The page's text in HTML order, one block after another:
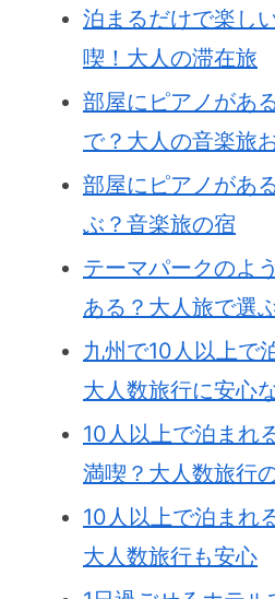
泊まるだけで楽し
喫！大人の滞在旅
部屋にピアノがあ
で？大人の音楽旅
部屋にピアノがあ
ぶ？音楽旅の宿
テーマパークのよ
ある？大人旅で選
九州で10人以上で
大人数旅行に安心
10人以上で泊まれ
満喫？大人数旅行
10人以上で泊まれ
大人数旅行も安心